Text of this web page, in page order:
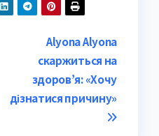
Alyona Alyona
скаржиться на
здоров’я: «Хочу
дізнатися причину»